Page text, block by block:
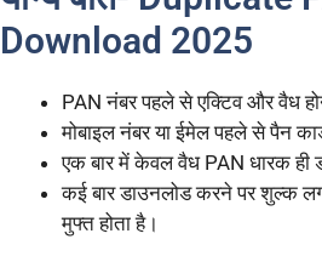
Download 2025
PAN नंबर पहले से एक्टिव और वैध
मोबाइल नंबर या ईमेल पहले से पैन
एक बार में केवल वैध PAN धारक
कई बार डाउनलोड करने पर शुल्क
मुफ्त होता है।